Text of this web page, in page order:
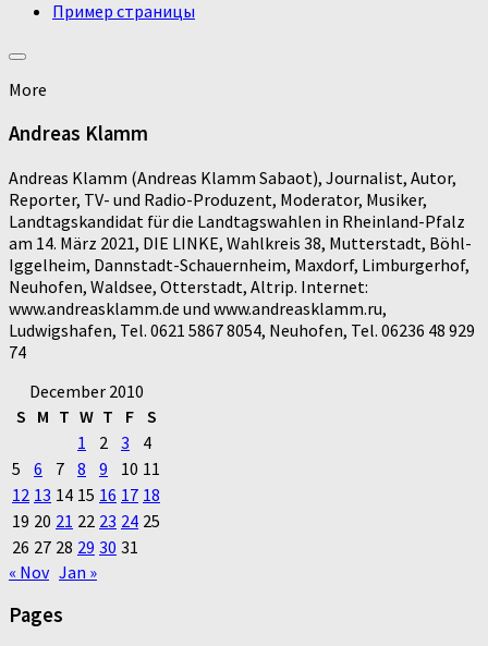
Пример страницы
More
Andreas Klamm
Andreas Klamm (Andreas Klamm Sabaot), Journalist, Autor,
Reporter, TV- und Radio-Produzent, Moderator, Musiker,
Landtagskandidat für die Landtagswahlen in Rheinland-Pfalz
am 14. März 2021, DIE LINKE, Wahlkreis 38, Mutterstadt, Böhl-
Iggelheim, Dannstadt-Schauernheim, Maxdorf, Limburgerhof,
Neuhofen, Waldsee, Otterstadt, Altrip. Internet:
www.andreasklamm.de und www.andreasklamm.ru,
Ludwigshafen, Tel. 0621 5867 8054, Neuhofen, Tel. 06236 48 929
74
December 2010
S M T W T F S
1
2 3
4
5
6 7 8 9 10 11
12 13 14 15 16 17 18
19 20 21 22 23 24 25
26 27 28 29 30 31
« Nov Jan »
Pages